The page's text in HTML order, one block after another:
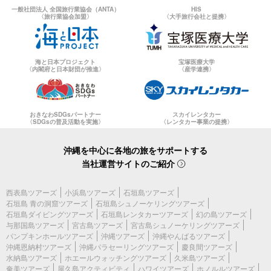
一般社団法人 全国旅行業協会（ANTA）
〈旅行業協会加盟〉
HIS
〈大手旅行会社と提携〉
海と日本プロジェクト
〈内閣府と日本財団が推進〉
宝塚医療大学
〈産学連携〉
おきなわSDGsパートナー
〈SDGsの普及活動を実施〉
スカイレンタカー
〈レンタカー事業の提携〉
沖縄を中心に各地の旅をサポートする
当社運営サイトのご紹介
西表島ツアーズ 小浜島ツアーズ
石垣島ツアーズ
石垣島 青の洞窟ツアーズ
石垣島シュノーケリングツアーズ
石垣島ダイビングツアーズ
石垣島レンタカーツアーズ
幻の島ツアーズ
与那国島ツアーズ
宮古島ツアーズ
宮古島シュノーケリングツアーズ
パンプキンホールツアーズ
沖縄ツアーズ
沖縄やんばるツアーズ
沖縄恩納村ツアーズ
沖縄パラセーリングツアーズ
慶良間ツアーズ
水納島ツアーズ
ホエールウォッチングツアーズ
久米島ツアーズ
奄美ツアーズ
屋久島アクティビティ ハワイツアーズ ホノルルツアーズ